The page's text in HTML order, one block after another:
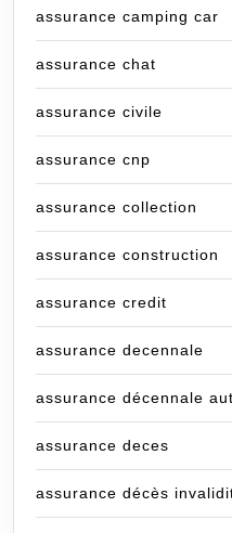
assurance camping car
assurance chat
assurance civile
assurance cnp
assurance collection
assurance construction
assurance credit
assurance decennale
assurance décennale
assurance deces
assurance décès